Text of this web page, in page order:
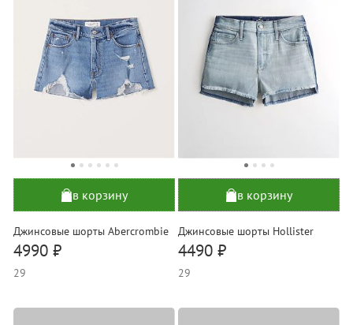
в корзину
Джинсовые шорты Abercrombie
4990 ₽
29
в корзину
Джинсовые шорты Hollister
4490 ₽
29